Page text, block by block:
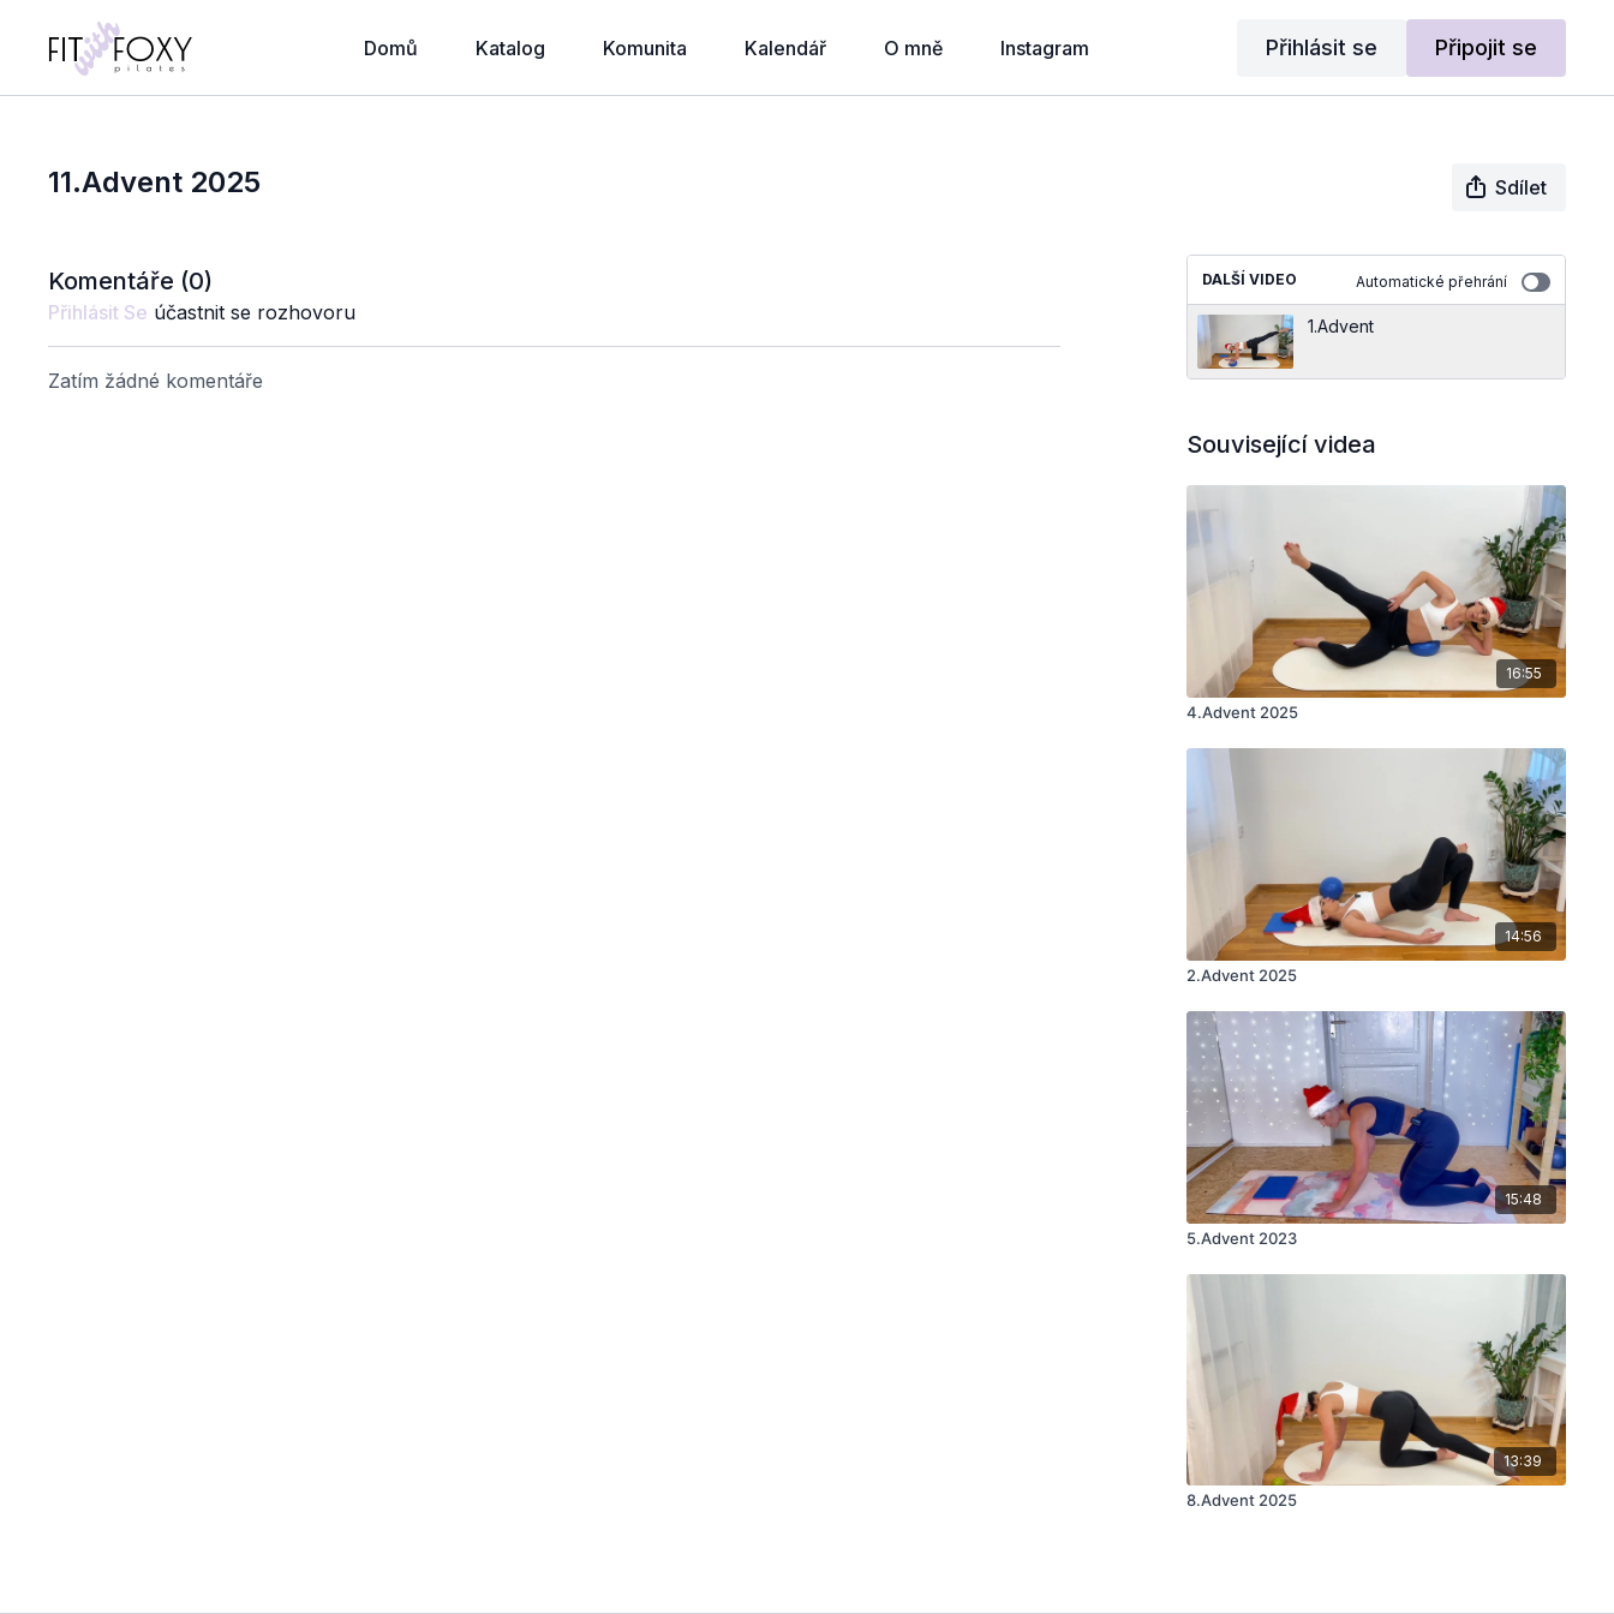
Domů Katalog Komunita Kalendář O mně Instagram Přihlásit se Připojit se
11.Advent 2025 Sdílet
Komentáře (0)
Přihlásit Se účastnit se rozhovoru
Zatím žádné komentáře
DALŠÍ VIDEO Automatické přehrání
1.Advent
Související videa
16:55
4.Advent 2025
14:56
2.Advent 2025
15:48
5.Advent 2023
13:39
8.Advent 2025